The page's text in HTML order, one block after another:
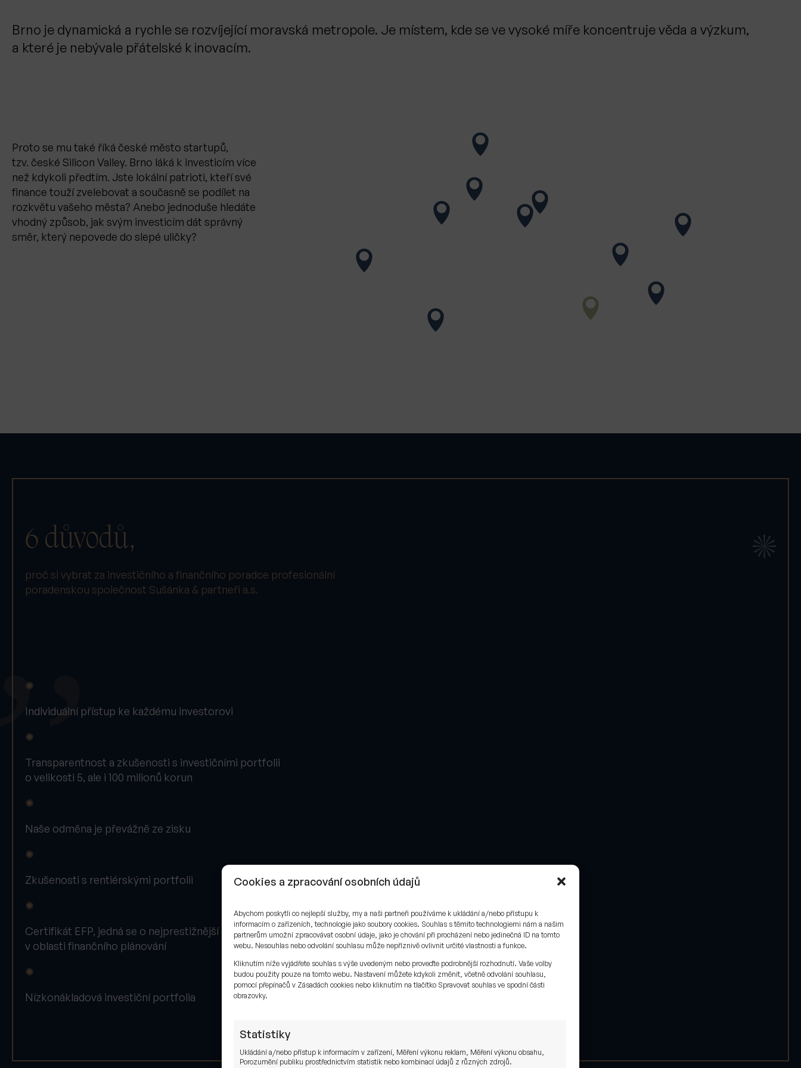
Cookies a zpracování osobních údajů
Abychom poskytli co nejlepší služby, my a naši partneři používáme k ukládání a/nebo přístupu k
informacím o zařízeních, technologie jako soubory cookies. Souhlas s těmito technologiemi nám a našim
partnerům umožní zpracovávat osobní údaje, jako je chování při procházení nebo jedinečná ID na tomto
webu. Nesouhlas nebo odvolání souhlasu může nepříznivě ovlivnit určité vlastnosti a funkce.
Kliknutím níže vyjádřete souhlas s výše uvedeným nebo proveďte podrobnější rozhodnutí. Vaše volby
budou použity pouze na tomto webu. Nastavení můžete kdykoli změnit, včetně odvolání souhlasu,
pomocí přepínačů v Zásadách cookies nebo kliknutím na tlačítko Spravovat souhlas ve spodní části
obrazovky.
Statistiky
Ukládání a/nebo přístup k informacím v zařízení, Měření výkonu reklam, Měření výkonu obsahu,
Porozumění publiku prostřednictvím statistik nebo kombinací údajů z různých zdrojů.
Brno je dynamická a rychle se rozvíjející moravská metropole. Je místem, kde se ve vysoké míře koncentruje věda a výzkum,
a které je nebývale přátelské k inovacím.
Proto se mu také říká české město startupů,
tzv. české Silicon Valley. Brno láká k investicím více
než kdykoli předtím. Jste lokální patrioti, kteří své
finance touží zvelebovat a současně se podílet na
rozkvětu vašeho města? Anebo jednoduše hledáte
vhodný způsob, jak svým investicím dát správný
směr, který nepovede do slepé uličky?
6 důvodů,
proč si vybrat za investičního a finančního poradce profesionální
poradenskou společnost Sušánka & partneři a.s.
✺
Individuální přístup ke každému investorovi
✺
Transparentnost a zkušenosti s investičními portfolii
o velikosti 5, ale i 100 milionů korun
✺
Naše odměna je převážně ze zisku
✺
Zkušenosti s rentiérskými portfolii
✺
Certifikát EFP, jedná se o nejprestižnější certifikát v Evropě
v oblasti finančního plánování
✺
Nízkonákladová investiční portfolia